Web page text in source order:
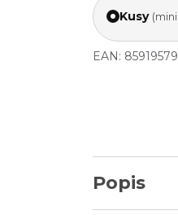
Kusy
EAN:
Popis